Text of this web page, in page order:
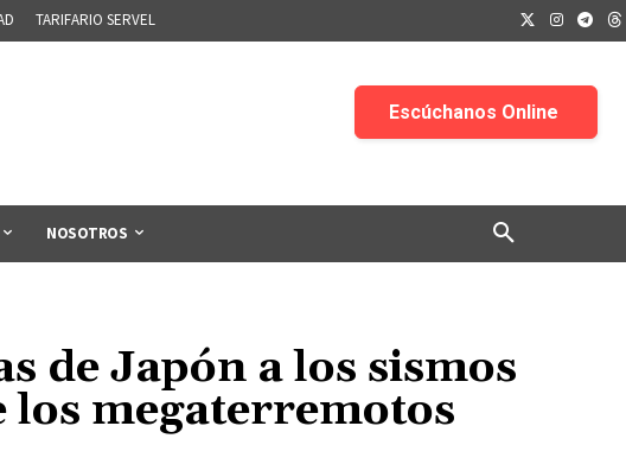
TARIFARIO SERVEL
NOSOTROS
de Japón a los sismos
los megaterremotos